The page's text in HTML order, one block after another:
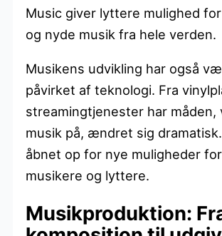
Music giver lyttere mulighed
og nyde musik fra hele verden.
Musikens udvikling har også
påvirket af teknologi. Fra
streamingtjenester har måden,
musik på, ændret sig
åbnet op for nye muligheder
musikere og lyttere.
Musikproduktion: